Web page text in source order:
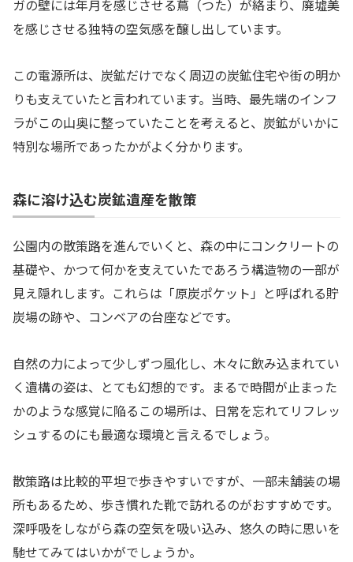
ガの壁には年月を感じさせる蔦（つた）が絡まり、廃墟美
を感じさせる独特の空気感を醸し出しています。
この電源所は、炭鉱だけでなく周辺の炭鉱住宅や街の明か
りも支えていたと言われています。当時、最先端のインフ
ラがこの山奥に整っていたことを考えると、炭鉱がいかに
特別な場所であったかがよく分かります。
森に溶け込む炭鉱遺産を散策
公園内の散策路を進んでいくと、森の中にコンクリートの
基礎や、かつて何かを支えていたであろう構造物の一部が
見え隠れします。これらは「原炭ポケット」と呼ばれる貯
炭場の跡や、コンベアの台座などです。
自然の力によって少しずつ風化し、木々に飲み込まれてい
く遺構の姿は、とても幻想的です。まるで時間が止まった
かのような感覚に陥るこの場所は、日常を忘れてリフレッ
シュするのにも最適な環境と言えるでしょう。
散策路は比較的平坦で歩きやすいですが、一部未舗装の場
所もあるため、歩き慣れた靴で訪れるのがおすすめです。
深呼吸をしながら森の空気を吸い込み、悠久の時に思いを
馳せてみてはいかがでしょうか。